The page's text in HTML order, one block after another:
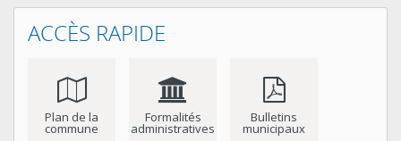
ACCÈS RAPIDE
Plan de la
commune
Formalités
administratives
Bulletins
municipaux